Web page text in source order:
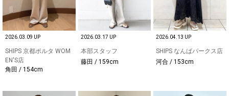
2026.03.09 UP
SHIPS 京都ポルタ WOM
EN'S店
角田 / 154cm
2026.03.17 UP
本部スタッフ
藤田 / 159cm
2026.04.13 UP
SHIPS なんばパークス店
河合 / 153cm